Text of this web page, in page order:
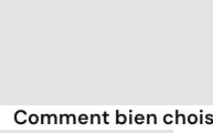
Comment bien